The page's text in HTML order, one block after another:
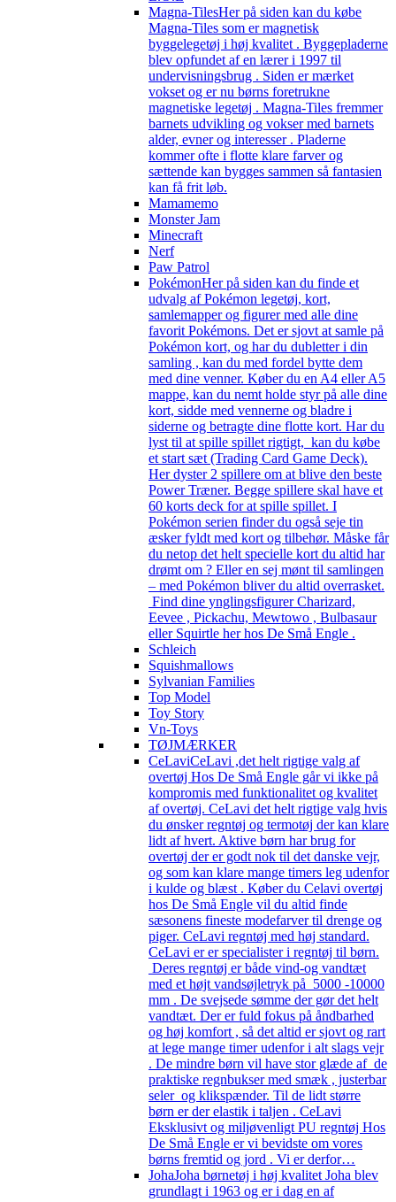
Magna-TilesHer på siden kan du købe
Magna-Tiles som er magnetisk
byggelegetøj i høj kvalitet . Byggepladerne
blev opfundet af en lærer i 1997 til
undervisningsbrug . Siden er mærket
vokset og er nu børns foretrukne
magnetiske legetøj . Magna-Tiles fremmer
barnets udvikling og vokser med barnets
alder, evner og interesser . Pladerne
kommer ofte i flotte klare farver og
sættende kan bygges sammen så fantasien
kan få frit løb.
Mamamemo
Monster Jam
Minecraft
Nerf
Paw Patrol
PokémonHer på siden kan du finde et
udvalg af Pokémon legetøj, kort,
samlemapper og figurer med alle dine
favorit Pokémons. Det er sjovt at samle på
Pokémon kort, og har du dubletter i din
samling , kan du med fordel bytte dem
med dine venner. Køber du en A4 eller A5
mappe, kan du nemt holde styr på alle dine
kort, sidde med vennerne og bladre i
siderne og betragte dine flotte kort. Har du
lyst til at spille spillet rigtigt, kan du købe
et start sæt (Trading Card Game Deck).
Her dyster 2 spillere om at blive den beste
Power Træner. Begge spillere skal have et
60 korts deck for at spille spillet. I
Pokémon serien finder du også seje tin
æsker fyldt med kort og tilbehør. Måske får
du netop det helt specielle kort du altid har
drømt om ? Eller en sej mønt til samlingen
– med Pokémon bliver du altid overrasket.
Find dine ynglingsfigurer Charizard,
Eevee , Pickachu, Mewtowo , Bulbasaur
eller Squirtle her hos De Små Engle .
Schleich
Squishmallows
Sylvanian Families
Top Model
Toy Story
Vn-Toys
TØJMÆRKER
CeLaviCeLavi ,det helt rigtige valg af
overtøj Hos De Små Engle går vi ikke på
kompromis med funktionalitet og kvalitet
af overtøj. CeLavi det helt rigtige valg hvis
du ønsker regntøj og termotøj der kan klare
lidt af hvert. Aktive børn har brug for
overtøj der er godt nok til det danske vejr,
og som kan klare mange timers leg udenfor
i kulde og blæst . Køber du Celavi overtøj
hos De Små Engle vil du altid finde
sæsonens fineste modefarver til drenge og
piger. CeLavi regntøj med høj standard.
CeLavi er er specialister i regntøj til børn.
Deres regntøj er både vind-og vandtæt
med et højt vandsøjletryk på 5000 -10000
mm . De svejsede sømme der gør det helt
vandtæt. Der er fuld fokus på åndbarhed
og høj komfort , så det altid er sjovt og rart
at lege mange timer udenfor i alt slags vejr
. De mindre børn vil have stor glæde af de
praktiske regnbukser med smæk , justerbar
seler og klikspænder. Til de lidt større
børn er der elastik i taljen . CeLavi
Eksklusivt og miljøvenligt PU regntøj Hos
De Små Engle er vi bevidste om vores
børns fremtid og jord . Vi er derfor…
JohaJoha børnetøj i høj kvalitet Joha blev
grundlagt i 1963 og er i dag en af